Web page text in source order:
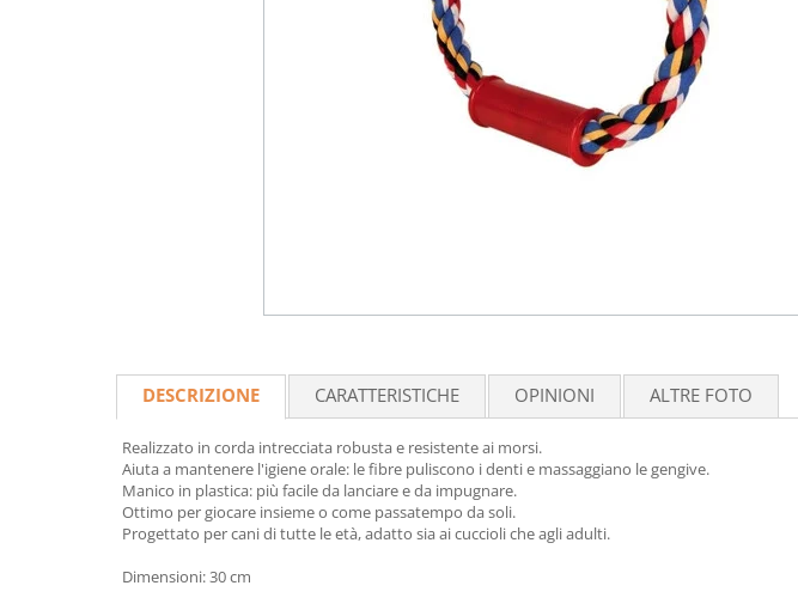
DESCRIZIONE CARATTERISTICHE OPINIONI ALTRE FOTO
Realizzato in corda intrecciata robusta e resistente ai morsi.
Aiuta a mantenere l'igiene orale: le fibre puliscono i denti e massaggiano le gengive.
Manico in plastica: più facile da lanciare e da impugnare.
Ottimo per giocare insieme o come passatempo da soli.
Progettato per cani di tutte le età, adatto sia ai cuccioli che agli adulti.
Dimensioni: 30 cm